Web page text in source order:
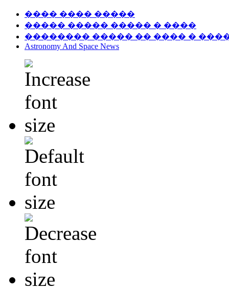
���� ���� �����
����� ����� ����� � ����
�������� ����� �� ���� �
Astronomy And Space News